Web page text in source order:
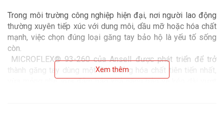
Trong môi trường công nghiệp hiện đại, nơi người lao động
thường xuyên tiếp xúc với dung môi, dầu mỡ hoặc hóa chất
mạnh, việc chọn đúng loại găng tay bảo hộ là yếu tố sống
còn.
thành găng tay dùng một lần chống hóa chất tiên tiến nhất,
vừa mỏng nhẹ, vừa đảm bảo khả năng bảo vệ kéo dài vượt
Xem thêm